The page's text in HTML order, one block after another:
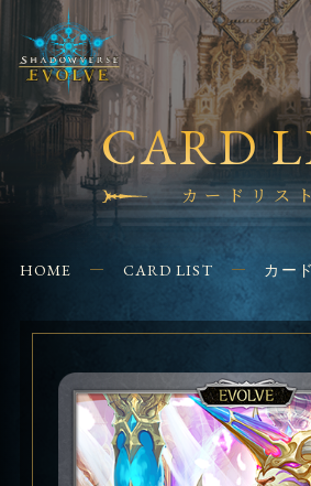
Q&A
EVENT SHOPS
FOR
CONTACT
CARD
カードリス
HOME CARD LIST カー